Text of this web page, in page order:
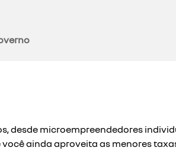
desde microempreendedores
ainda aproveita as menores